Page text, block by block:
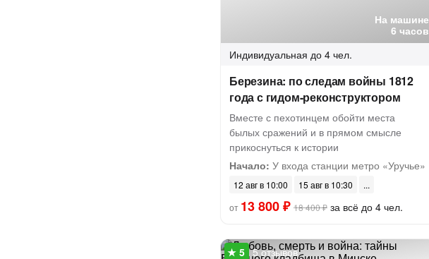
На машине
6 часов
Индивидуальная до 4 чел.
Березина: по следам войны 1812
года с гидом-реконструктором
Вместе с пехотинцем обойти места
былых сражений и в прямом смысле
прикоснуться к истории
Начало: У входа станции метро «Уручье»
12 авг в 10:00
15 авг в 10:30
от 13 800 ₽ 18 400 ₽ за всё до 4 чел.
5 отзывов